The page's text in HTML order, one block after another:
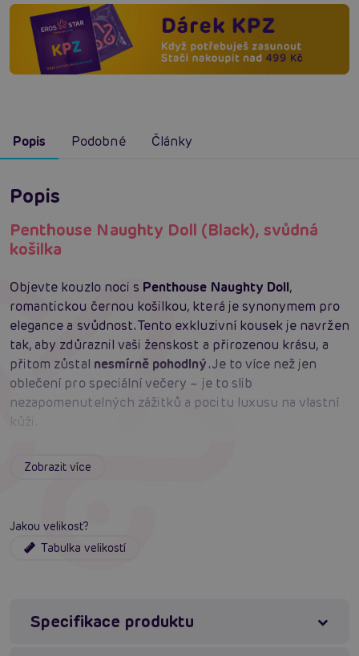
Popis Podobné Články
Popis
Penthouse Naughty Doll (Black), svůdná
košilka
Objevte kouzlo noci s Penthouse Naughty Doll,
romantickou černou košilkou, která je synonymem pro
elegance a svůdnost. Tento exkluzivní kousek je navržen
tak, aby zdůraznil vaši ženskost a přirozenou krásu, a
přitom zůstal nesmírně pohodlný. Je to více než jen
oblečení pro speciální večery – je to slib
nezapomenutelných zážitků a pocitu luxusu na vlastní
kůži.
Penthouse Naughty Doll
vlnitému střihu pod prsy se košilka krásně přizpůsobí
zvýrazňuje vaše křivky v nejlepším světle. Ať už máte
postavě.
Zobrazit více
Jakou velikost?
Tabulka velikostí
Specifikace produktu